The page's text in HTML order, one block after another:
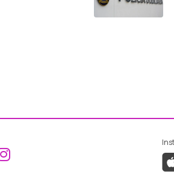
ao Facebook da
Aceder ao Instagram